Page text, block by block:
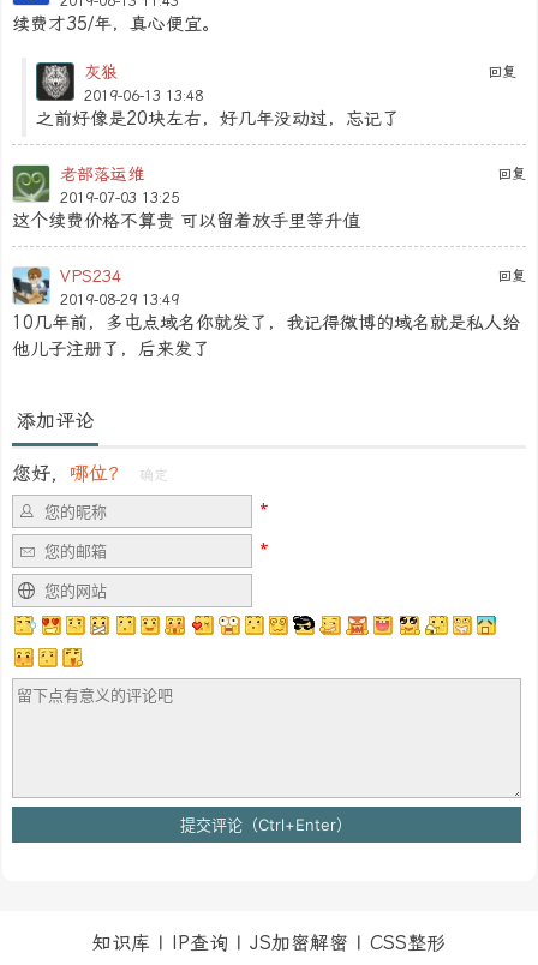
续费才35/年，真心便宜。
回复
灰狼
2019-06-13 13:48
之前好像是20块左右，好几年没动过，忘记了
回复
老部落运维
2019-07-03 13:25
这个续费价格不算贵 可以留着放手里等升值
回复
VPS234
2019-08-29 13:49
10几年前，多屯点域名你就发了，我记得微博的域名就是私人给
他儿子注册了，后来发了
添加评论
您好， 哪位？ 确定
知识库 | IP查询 | JS加密解密 | CSS整形